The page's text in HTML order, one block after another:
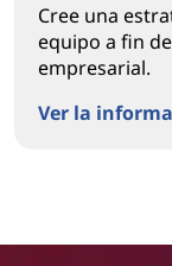
Cree una
equipo a fin
empresarial.
Ver la